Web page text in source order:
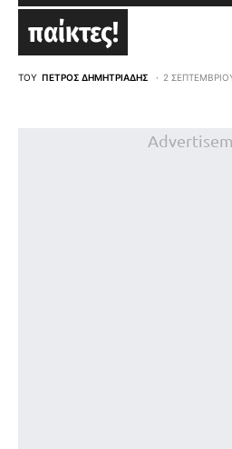
παίκτες!
ΤΟΥ ΠΈΤΡΟΣ ΔΗΜΗΤΡΙΆΔΗΣ 2